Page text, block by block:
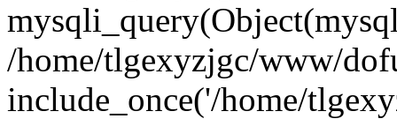
/home/tlgexyzjgc/www/
include_once('/home/